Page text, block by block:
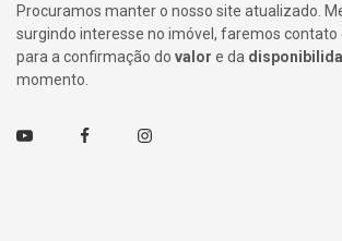
Procuramos manter o nosso site atualizado.
surgindo interesse no imóvel, faremos contato
para a confirmação do valor e da
momento.
Youtube FacebookInstagram